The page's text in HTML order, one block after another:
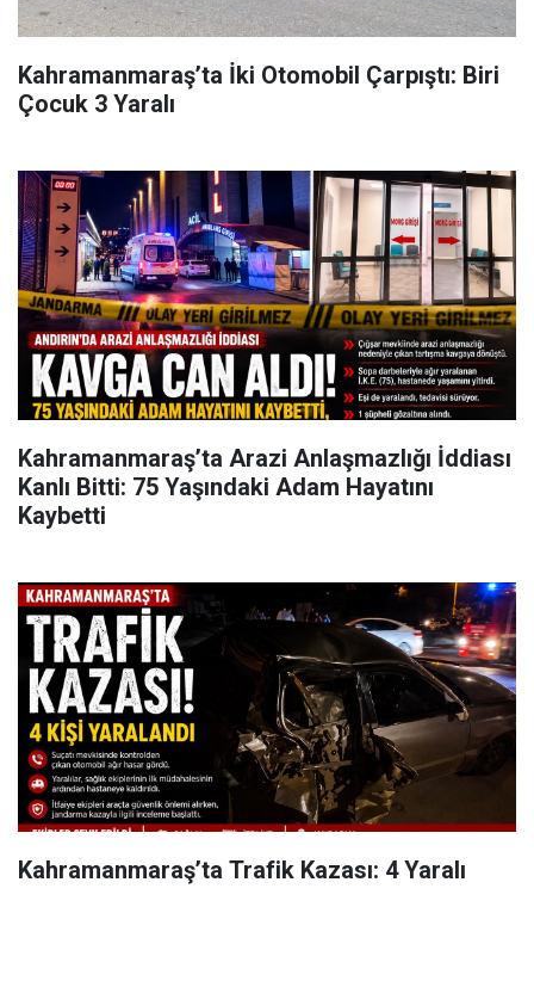
Kahramanmaraş’ta İki Otomobil Çarpıştı: Biri
Çocuk 3 Yaralı
Kahramanmaraş’ta Arazi Anlaşmazlığı İddiası
Kanlı Bitti: 75 Yaşındaki Adam Hayatını
Kaybetti
Kahramanmaraş’ta Trafik Kazası: 4 Yaralı